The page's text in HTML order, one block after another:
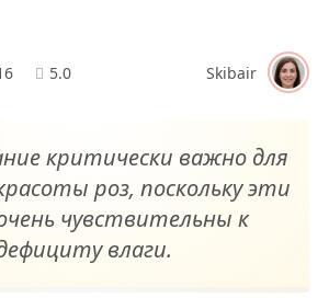
5.0 Skibair
критически важно для
роз, поскольку эти
чувствительны к
влаги.